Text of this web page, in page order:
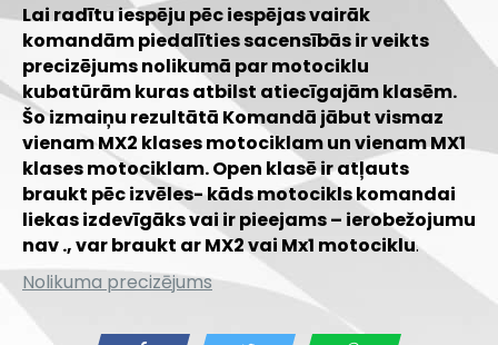
Lai radītu iespēju pēc iespējas vairāk
komandām piedalīties sacensībās ir veikts
precizējums nolikumā par motociklu
kubatūrām kuras atbilst atiecīgajām klasēm.
Šo izmaiņu rezultātā Komandā jābut vismaz
vienam MX2 klases motociklam un vienam MX1
klases motociklam. Open klasē ir atļauts
braukt pēc izvēles- kāds motocikls komandai
liekas izdevīgāks vai ir pieejams – ierobežojumu
nav ., var braukt ar MX2 vai Mx1 motociklu.
Nolikuma precizējums